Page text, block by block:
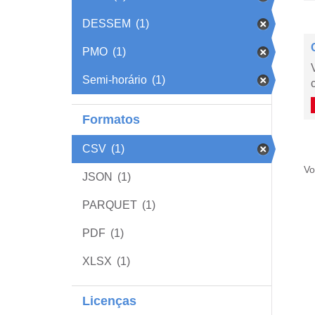
DESSEM (1)
PMO (1)
Semi-horário (1)
Formatos
CSV (1)
JSON (1)
PARQUET (1)
PDF (1)
XLSX (1)
Licenças